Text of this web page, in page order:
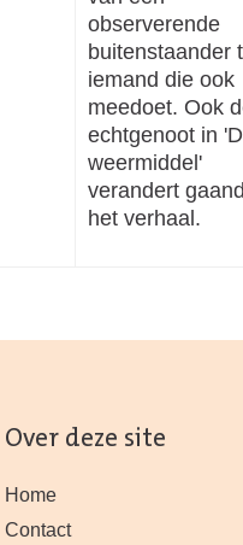
observerende
buitenstaander
iemand die ook
meedoet. Ook
echtgenoot in
weermiddel'
verandert
het verhaal.
Over deze site
Home
Contact